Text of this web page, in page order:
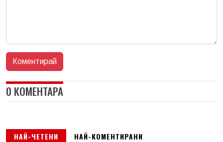
0 КОМЕНТАРА
НАЙ-ЧЕТЕНИ НАЙ-КОМЕНТИРАНИ